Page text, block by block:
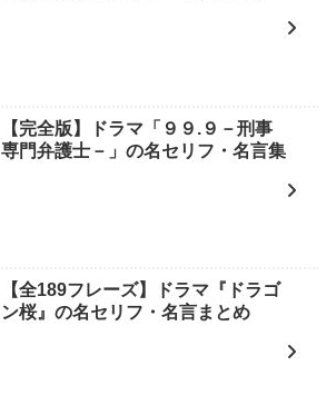
【完全版】ドラマ「９９.９－刑事
専門弁護士－」の名セリフ・名言集
【全189フレーズ】ドラマ『ドラゴ
ン桜』の名セリフ・名言まとめ